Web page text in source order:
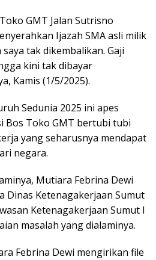
GMT Jalan Sutrisno
Ijazah SMA asli milik
tak dikembalikan. Gaji
kini tak dibayar
Kamis (1/5/2025).
Sedunia 2025 ini apes
Bos Toko GMT bertubi tubi
yang seharusnya mendapat
negara.
Mutiara Febrina Dewi
Dinas Ketenagakerjaan Sumut
Ketenagakerjaan Sumut I
masalah yang dialaminya.
Febrina Dewi mengirikan file